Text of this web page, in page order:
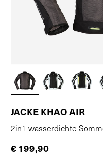
JACKE KHAO AIR
2in1 wasserdichte
€ 199,90